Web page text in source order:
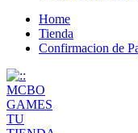
Home
Tienda
Confirmacion de